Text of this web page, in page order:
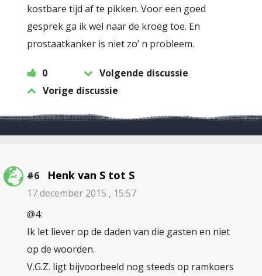
kostbare tijd af te pikken. Voor een goed
gesprek ga ik wel naar de kroeg toe. En
prostaatkanker is niet zo’ n probleem.
0
Volgende discussie
Vorige discussie
#6 Henk van S tot S
17 december 2015 , 15:57
@4:
Ik let liever op de daden van die gasten en niet
op de woorden.
V.G.Z. ligt bijvoorbeeld nog steeds op ramkoers